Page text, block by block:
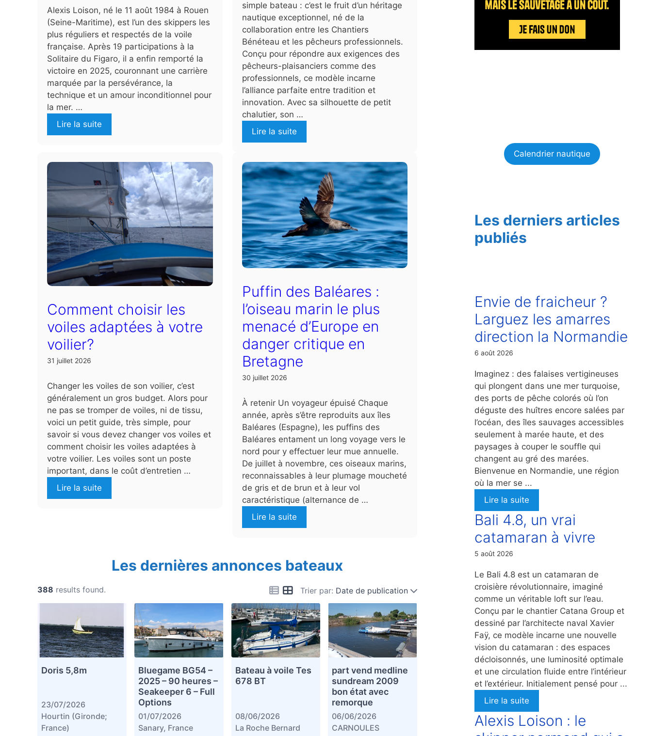
Alexis Loison, né le 11 août 1984 à Rouen
(Seine-Maritime), est l’un des skippers les
plus réguliers et respectés de la voile
française. Après 19 participations à la
Solitaire du Figaro, il a enfin remporté la
victoire en 2025, couronnant une carrière
marquée par la persévérance, la
technique et un amour inconditionnel pour
la mer. …
Lire la suite
simple bateau : c’est le fruit d’un héritage
nautique exceptionnel, né de la
collaboration entre les Chantiers
Bénéteau et les pêcheurs professionnels.
Conçu pour répondre aux exigences des
pêcheurs-plaisanciers comme des
professionnels, ce modèle incarne
l’alliance parfaite entre tradition et
innovation. Avec sa silhouette de petit
chalutier, son …
Lire la suite
Comment choisir les
voiles adaptées à votre
voilier?
31 juillet 2026
Changer les voiles de son voilier, c’est
généralement un gros budget. Alors pour
ne pas se tromper de voiles, ni de tissu,
voici un petit guide, très simple, pour
savoir si vous devez changer vos voiles et
comment choisir les voiles adaptées à
votre voilier. Les voiles sont un poste
important, dans le coût d’entretien …
Lire la suite
Puffin des Baléares :
l’oiseau marin le plus
menacé d’Europe en
danger critique en
Bretagne
30 juillet 2026
À retenir Un voyageur épuisé Chaque
année, après s’être reproduits aux îles
Baléares (Espagne), les puffins des
Baléares entament un long voyage vers le
nord pour y effectuer leur mue annuelle.
De juillet à novembre, ces oiseaux marins,
reconnaissables à leur plumage moucheté
de gris et de brun et à leur vol
caractéristique (alternance de …
Lire la suite
Les dernières annonces bateaux
Trier par: Date de publication
388 results found.
Doris 5,8m
23/07/2026
Hourtin (Gironde;
France)
Bluegame BG54 –
2025 – 90 heures –
Seakeeper 6 – Full
Options
01/07/2026
Sanary, France
Bateau à voile Tes
678 BT
08/06/2026
La Roche Bernard
part vend medline
sundream 2009
bon état avec
remorque
06/06/2026
CARNOULES
Calendrier nautique
Les derniers articles
publiés
Envie de fraicheur ?
Larguez les amarres
direction la Normandie
6 août 2026
Imaginez : des falaises vertigineuses
qui plongent dans une mer turquoise,
des ports de pêche colorés où l’on
déguste des huîtres encore salées par
l’océan, des îles sauvages accessibles
seulement à marée haute, et des
paysages à couper le souffle qui
changent au gré des marées.
Bienvenue en Normandie, une région
où la mer se ...
Lire la suite
Bali 4.8, un vrai
catamaran à vivre
5 août 2026
Le Bali 4.8 est un catamaran de
croisière révolutionnaire, imaginé
comme un véritable loft sur l’eau.
Conçu par le chantier Catana Group et
dessiné par l’architecte naval Xavier
Faÿ, ce modèle incarne une nouvelle
vision du catamaran : des espaces
décloisonnés, une luminosité optimale
et une circulation fluide entre l’intérieur
et l’extérieur. Initialement pensé pour ...
Lire la suite
Alexis Loison : le